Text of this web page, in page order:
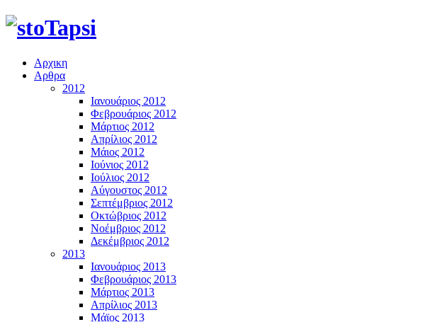
Αρχικη
Αρθρα
2012
Ιανουάριος 2012
Φεβρουάριος 2012
Μάρτιος 2012
Απρίλιος 2012
Μάιος 2012
Ιούνιος 2012
Ιούλιος 2012
Αύγουστος 2012
Σεπτέμβριος 2012
Οκτώβριος 2012
Νοέμβριος 2012
Δεκέμβριος 2012
2013
Ιανουάριος 2013
Φεβρουάριος 2013
Μάρτιος 2013
Απρίλιος 2013
Μάϊος 2013